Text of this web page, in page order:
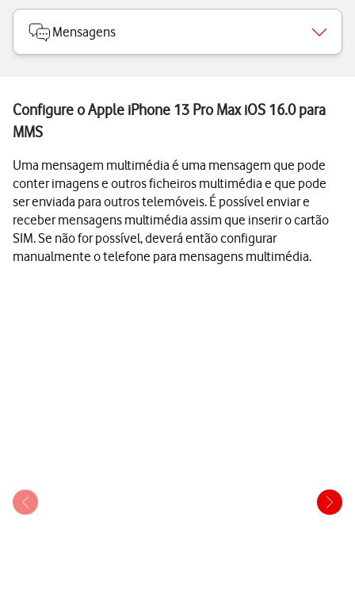
Mensagens
Configure o Apple iPhone 13 Pro Max iOS 16.0 para
MMS
Uma mensagem multimédia é uma mensagem que pode
conter imagens e outros ficheiros multimédia e que pode
ser enviada para outros telemóveis. É possível enviar e
receber mensagens multimédia assim que inserir o cartão
SIM. Se não for possível, deverá então configurar
manualmente o telefone para mensagens multimédia.